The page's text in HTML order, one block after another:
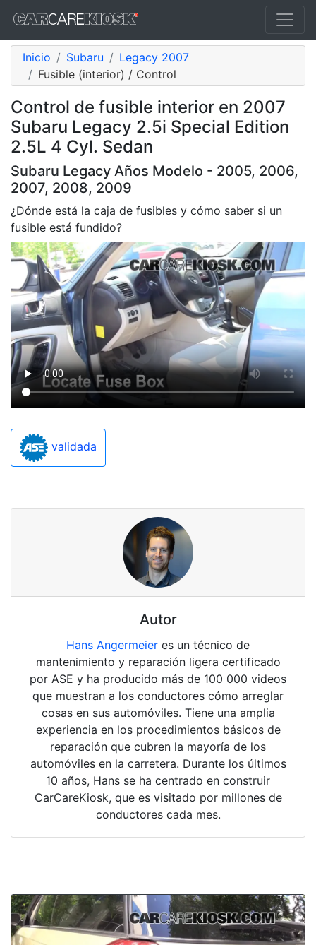
Inicio Subaru
Legacy 2007
Fusible (interior) / Control
Control de fusible interior en 2007
Subaru Legacy 2.5i Special Edition
2.5L 4 Cyl. Sedan
Subaru Legacy Años Modelo - 2005, 2006,
2007, 2008, 2009
¿Dónde está la caja de fusibles y cómo saber si un
fusible está fundido?
validada
Autor
Hans Angermeier es un técnico de
mantenimiento y reparación ligera certificado
por ASE y ha producido más de 100 000 videos
que muestran a los conductores cómo arreglar
cosas en sus automóviles. Tiene una amplia
experiencia en los procedimientos básicos de
reparación que cubren la mayoría de los
automóviles en la carretera. Durante los últimos
10 años, Hans se ha centrado en construir
CarCareKiosk, que es visitado por millones de
conductores cada mes.